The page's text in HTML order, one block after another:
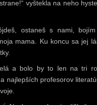
vyštekla na neho
ostaneš s nami,
mama. Ku koncu sa jej
a bolo by to len na tri
najlepších profesorov